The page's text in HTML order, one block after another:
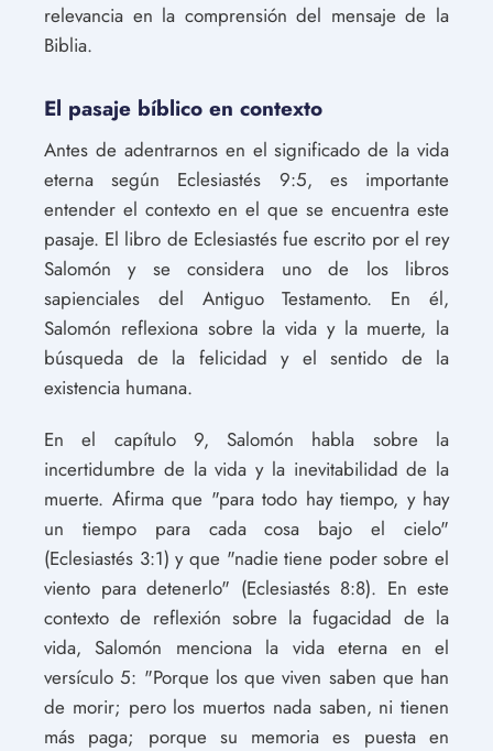
relevancia en la comprensión del mensaje de la
Biblia.
El pasaje bíblico en contexto
Antes de adentrarnos en el significado de la vida
eterna según Eclesiastés 9:5, es importante
entender el contexto en el que se encuentra este
pasaje. El libro de Eclesiastés fue escrito por el rey
Salomón y se considera uno de los libros
sapienciales del Antiguo Testamento. En él,
Salomón reflexiona sobre la vida y la muerte, la
búsqueda de la felicidad y el sentido de la
existencia humana.
En el capítulo 9, Salomón habla sobre la
incertidumbre de la vida y la inevitabilidad de la
muerte. Afirma que "para todo hay tiempo, y hay
un tiempo para cada cosa bajo el cielo"
(Eclesiastés 3:1) y que "nadie tiene poder sobre el
viento para detenerlo" (Eclesiastés 8:8). En este
contexto de reflexión sobre la fugacidad de la
vida, Salomón menciona la vida eterna en el
versículo 5: "Porque los que viven saben que han
de morir; pero los muertos nada saben, ni tienen
más paga; porque su memoria es puesta en